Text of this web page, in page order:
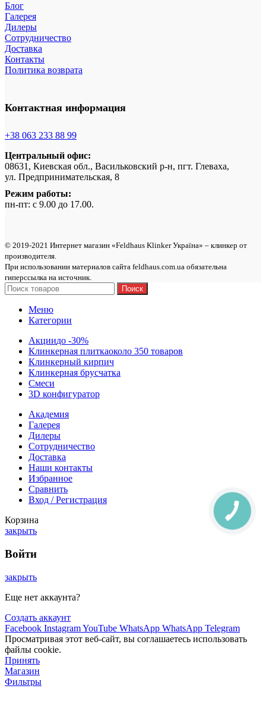
Блог
Галерея
Дилеры
Сотрудничество
Доставка
Контакты
Политика возврата
Контактная информация
+38 063 233 88 99
Центральный офис:
08631, Киевская обл., Васильковский р-н, пгт. Глеваха,
ул. Предпринимательская, 8
Режим работы:
пн-пт: с 9.00 до 17.00.
© 2019-2021 Интернет магазин «Feldhaus Klinker Україна» – клинкер от
производителя.
При использовании материалов сайта feldhaus.com.ua обязательна
гиперссылка на источник.
Поиск
Меню
Категории
Акциидо -30%
Клинкерная плиткаоколо 350 товаров
Клинкерный кирпич
Клинкерная брусчатка
Смеси
3D конфигуратор
Академия
Галерея
Дилеры
Сотрудничество
Доставка
Наши контакты
Избранное
Сравнить
Вход / Регистрация
Корзина
закрыть
Войти
закрыть
Еще нет аккаунта?
Создать аккаунт
Facebook InstagramYouTube WhatsApp WhatsApp Telegram
Просматривая этот веб-сайт, вы соглашаетесь использовать
файлы cookie.
Принять
Магазин
Фильтры
КНОПКА
ЗВ'ЯЗКУ